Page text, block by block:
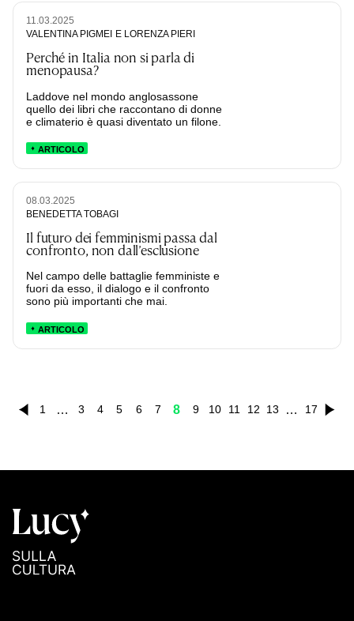
11.03.2025
VALENTINA PIGMEI
E LORENZA PIERI
Perché in Italia non si parla di
menopausa?
Laddove nel mondo anglosassone
quello dei libri che raccontano di donne
e climaterio è quasi diventato un filone.
ARTICOLO
08.03.2025
BENEDETTA TOBAGI
Il futuro dei femminismi passa dal
confronto, non dall’esclusione
Nel campo delle battaglie femministe e
fuori da esso, il dialogo e il confronto
sono più importanti che mai.
ARTICOLO
1 … 3 4 5 6 7 8 9 10 11 12 13 … 17